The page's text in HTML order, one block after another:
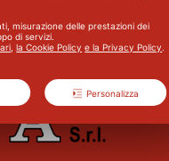
misurazione delle prestazioni dei
di servizi.
,la Cookie Policy e la Privacy Policy.
Personalizza